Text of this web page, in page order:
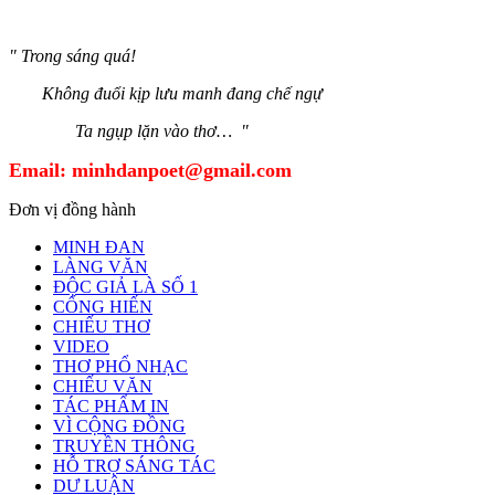
" Trong sáng quá!
Không đuổi kịp lưu manh đang chế ngự
Ta ngụp lặn vào thơ… "
Email: minhdanpoet@gmail.com
Đơn vị đồng hành
MINH ĐAN
LÀNG VĂN
ĐỘC GIẢ LÀ SỐ 1
CỐNG HIẾN
CHIẾU THƠ
VIDEO
THƠ PHỔ NHẠC
CHIẾU VĂN
TÁC PHẨM IN
VÌ CỘNG ĐỒNG
TRUYỀN THÔNG
HỖ TRỢ SÁNG TÁC
DƯ LUẬN